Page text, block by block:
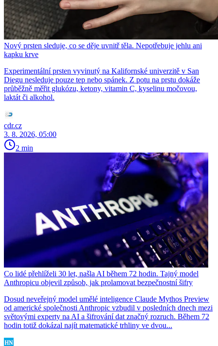
Nový prsten sleduje, co se děje uvnitř těla. Nepotřebuje jehlu ani
kapku krve
Experimentální prsten vyvinutý na Kalifornské univerzitě v San
Diegu nesleduje pouze tep nebo spánek. Z potu na prstu dokáže
průběžně měřit glukózu, ketony, vitamin C, kyselinu močovou,
laktát či alkohol.
cdr.cz
3. 8. 2026, 05:00
2 min
Co lidé přehlíželi 30 let, našla AI během 72 hodin. Tajný model
Anthropicu objevil způsob, jak prolamovat bezpečnostní šifry
Dosud neveřejný model umělé inteligence Claude Mythos Preview
od americké společnosti Anthropic vzbudil v posledních dnech mezi
světovými experty na AI a šifrování dat značný rozruch. Během 72
hodin totiž dokázal najít matematické trhliny ve dvou...